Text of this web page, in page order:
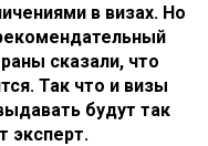
в визах. Но
сказали, что
Так что и визы
будут так
эксперт.